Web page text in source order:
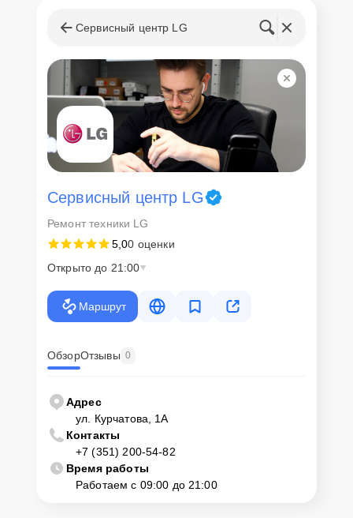
Сервисный центр LG
Сервисный центр LG
Ремонт техники LG
5,00 оценки
Открыто до 21:00
Маршрут
ОбзорОтзывы 0
Адрес
ул. Курчатова, 1А
Контакты
+7 (351) 200-54-82
Время работы
Работаем с 09:00 до 21:00